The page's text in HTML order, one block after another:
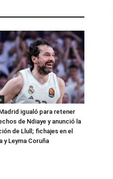
igualó para retener
de Ndiaye y anunció la
de Llull; fichajes en el
y Leyma Coruña